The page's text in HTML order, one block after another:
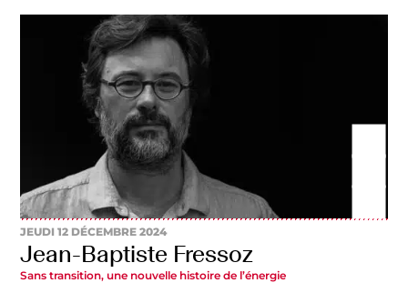
JEUDI 12 DÉCEMBRE 2024
Jean-Baptiste Fressoz
Sans transition, une nouvelle histoire de l’énergie